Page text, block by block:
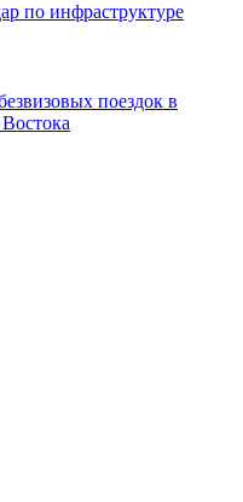
по инфраструктуре
поездок в